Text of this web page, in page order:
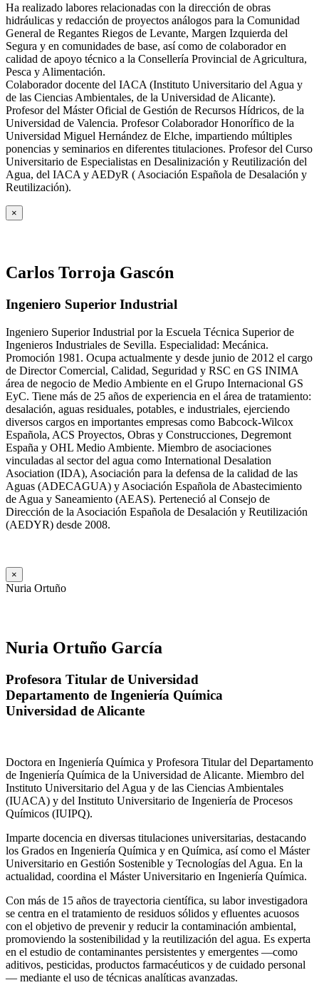
Ha realizado labores relacionadas con la dirección de obras
hidráulicas y redacción de proyectos análogos para la Comunidad
General de Regantes Riegos de Levante, Margen Izquierda del
Segura y en comunidades de base, así como de colaborador en
calidad de apoyo técnico a la Consellería Provincial de Agricultura,
Pesca y Alimentación.
Colaborador docente del IACA (Instituto Universitario del Agua y
de las Ciencias Ambientales, de la Universidad de Alicante).
Profesor del Máster Oficial de Gestión de Recursos Hídricos, de la
Universidad de Valencia. Profesor Colaborador Honorífico de la
Universidad Miguel Hernández de Elche, impartiendo múltiples
ponencias y seminarios en diferentes titulaciones. Profesor del Curso
Universitario de Especialistas en Desalinización y Reutilización del
Agua, del IACA y AEDyR ( Asociación Española de Desalación y
Reutilización).
×
Carlos Torroja Gascón
Ingeniero Superior Industrial
Ingeniero Superior Industrial por la Escuela Técnica Superior de
Ingenieros Industriales de Sevilla. Especialidad: Mecánica.
Promoción 1981. Ocupa actualmente y desde junio de 2012 el cargo
de Director Comercial, Calidad, Seguridad y RSC en GS INIMA
área de negocio de Medio Ambiente en el Grupo Internacional GS
EyC. Tiene más de 25 años de experiencia en el área de tratamiento:
desalación, aguas residuales, potables, e industriales, ejerciendo
diversos cargos en importantes empresas como Babcock-Wilcox
Española, ACS Proyectos, Obras y Construcciones, Degremont
España y OHL Medio Ambiente. Miembro de asociaciones
vinculadas al sector del agua como International Desalation
Asociation (IDA), Asociación para la defensa de la calidad de las
Aguas (ADECAGUA) y Asociación Española de Abastecimiento
de Agua y Saneamiento (AEAS). Perteneció al Consejo de
Dirección de la Asociación Española de Desalación y Reutilización
(AEDYR) desde 2008.
×
Nuria Ortuño
Nuria Ortuño García
Profesora Titular de Universidad
Departamento de Ingeniería Química
Universidad de Alicante
Doctora en Ingeniería Química y Profesora Titular del Departamento
de Ingeniería Química de la Universidad de Alicante. Miembro del
Instituto Universitario del Agua y de las Ciencias Ambientales
(IUACA) y del Instituto Universitario de Ingeniería de Procesos
Químicos (IUIPQ).
Imparte docencia en diversas titulaciones universitarias, destacando
los Grados en Ingeniería Química y en Química, así como el Máster
Universitario en Gestión Sostenible y Tecnologías del Agua. En la
actualidad, coordina el Máster Universitario en Ingeniería Química.
Con más de 15 años de trayectoria científica, su labor investigadora
se centra en el tratamiento de residuos sólidos y efluentes acuosos
con el objetivo de prevenir y reducir la contaminación ambiental,
promoviendo la sostenibilidad y la reutilización del agua. Es experta
en el estudio de contaminantes persistentes y emergentes —como
aditivos, pesticidas, productos farmacéuticos y de cuidado personal
— mediante el uso de técnicas analíticas avanzadas.